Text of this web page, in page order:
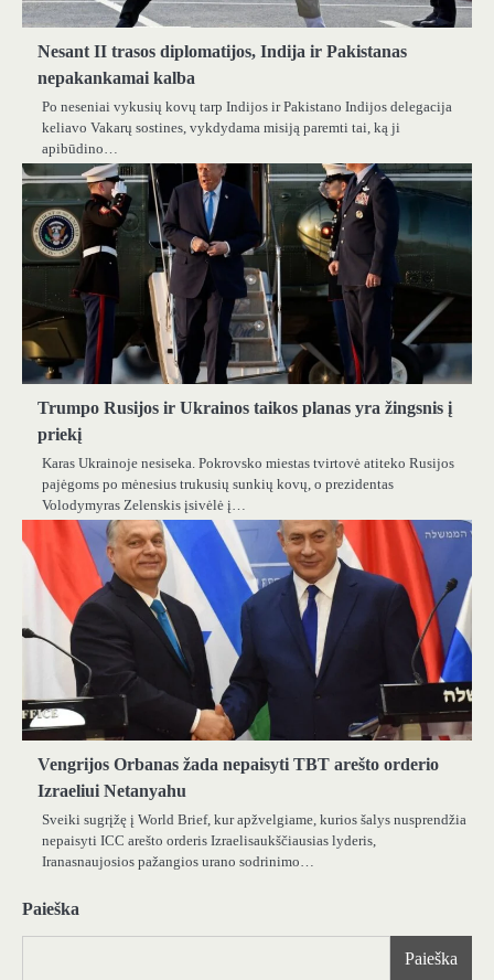
Nesant II trasos diplomatijos, Indija ir Pakistanas
nepakankamai kalba
Po neseniai vykusių kovų tarp Indijos ir Pakistano Indijos delegacija
keliavo Vakarų sostines, vykdydama misiją paremti tai, ką ji
apibūdino…
Trumpo Rusijos ir Ukrainos taikos planas yra žingsnis į
priekį
Karas Ukrainoje nesiseka. Pokrovsko miestas tvirtovė atiteko Rusijos
pajėgoms po mėnesius trukusių sunkių kovų, o prezidentas
Volodymyras Zelenskis įsivėlė į…
Vengrijos Orbanas žada nepaisyti TBT arešto orderio
Izraeliui Netanyahu
Sveiki sugrįžę į World Brief, kur apžvelgiame, kurios šalys nusprendžia
nepaisyti ICC arešto orderis Izraelisaukščiausias lyderis,
Iranasnaujosios pažangios urano sodrinimo…
Paieška
Paieška